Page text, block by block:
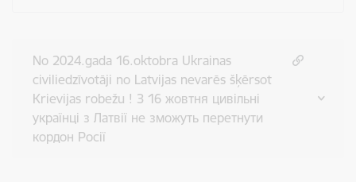
No 2024.gada 16.oktobra Ukrainas
civiliedzīvotāji no Latvijas nevarēs šķērsot
Krievijas robežu ! З 16 жовтня цивільні
українці з Латвії не зможуть перетнути
кордон Росії